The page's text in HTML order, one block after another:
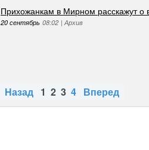
Прихожанкам в Мирном расскажут о
20 сентябрь 08:02 |Архив
Назад 1 2 3 4 Вперед